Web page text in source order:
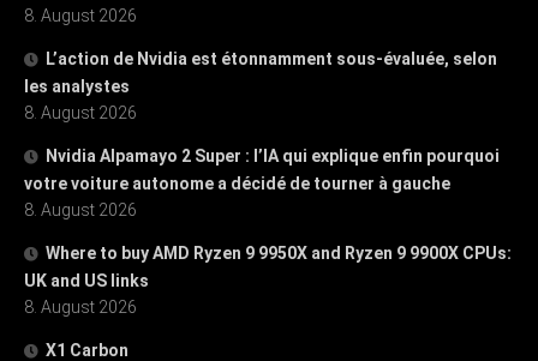
8. August 2026
L’action de Nvidia est étonnamment sous-évaluée, selon
les analystes
8. August 2026
Nvidia Alpamayo 2 Super : l’IA qui explique enfin pourquoi
votre voiture autonome a décidé de tourner à gauche
8. August 2026
Where to buy AMD Ryzen 9 9950X and Ryzen 9 9900X CPUs:
UK and US links
8. August 2026
X1 Carbon